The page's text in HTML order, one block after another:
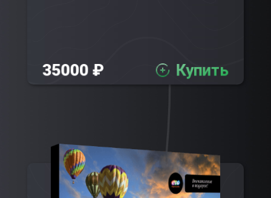
35000 ₽ Купить